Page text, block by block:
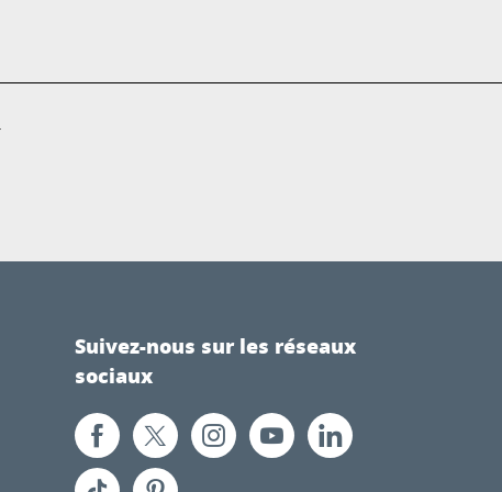
Suivez-nous sur les réseaux
sociaux